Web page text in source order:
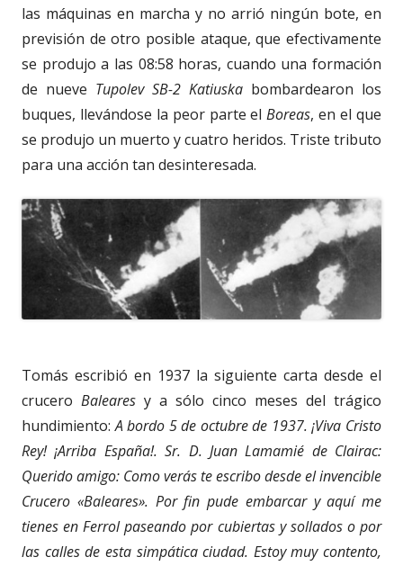
las máquinas en marcha y no arrió ningún bote, en
previsión de otro posible ataque, que efectivamente
se produjo a las 08:58 horas, cuando una formación
de nueve Tupolev SB-2 Katiuska bombardearon los
buques, llevándose la peor parte elBoreas, en el que
se produjo un muerto y cuatro heridos. Triste tributo
para una acción tan desinteresada.
Tomás escribió en 1937 la siguiente carta desde el
crucero Baleares y a sólo cinco meses del trágico
hundimiento:A bordo 5 de octubre de 1937. ¡Viva Cristo
Rey! ¡Arriba España!. Sr. D. Juan Lamamié de Clairac:
Querido amigo: Como verás te escribo desde el invencible
Crucero «Baleares». Por fin pude embarcar y aquí me
tienes en Ferrol paseando por cubiertas y sollados o por
las calles de esta simpática ciudad. Estoy muy contento,